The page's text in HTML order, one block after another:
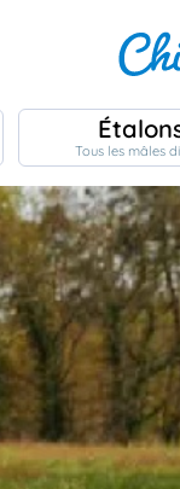
Tous les mâles